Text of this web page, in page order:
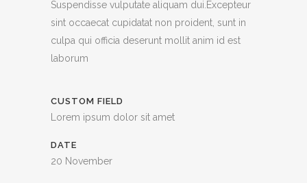
Suspendisse vulputate aliquam dui.Excepteur
sint occaecat cupidatat non proident, sunt in
culpa qui officia deserunt mollit anim id est
laborum
CUSTOM FIELD
Lorem ipsum dolor sit amet
DATE
20 November